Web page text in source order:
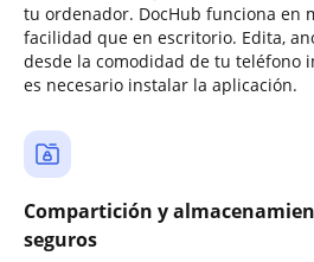
tu ordenador. DocHub funciona en
facilidad que en escritorio. Edita,
desde la comodidad de tu teléfono
es necesario instalar la aplicación.
Compartición y
seguros